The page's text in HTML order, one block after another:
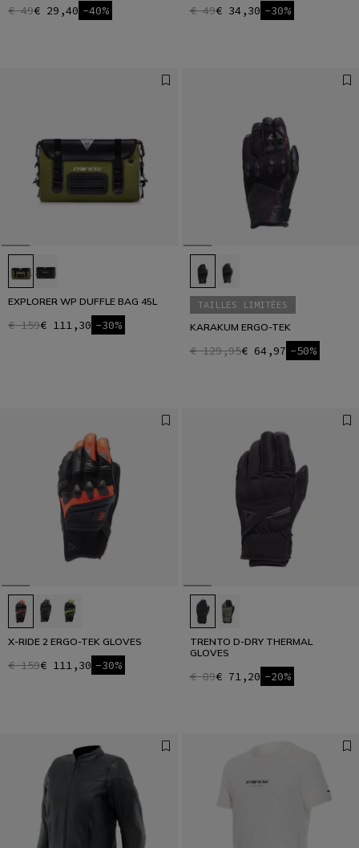
€ 49€ 29,40 -40% € 49€ 34,30 -30%
EXPLORER WP DUFFLE BAG 45L
€ 159€ 111,30 -30%
TAILLES LIMITÉES
KARAKUM ERGO-TEK
€ 129,95€ 64,97 -50%
X-RIDE 2 ERGO-TEK GLOVES
€ 159€ 111,30 -30%
TRENTO D-DRY THERMAL
GLOVES
€ 89€ 71,20 -20%